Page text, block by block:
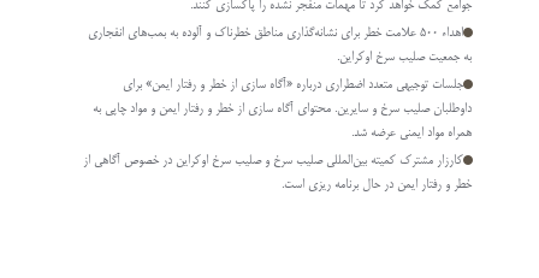
جوامع کمک خواهد کرد تا مهمات منفجر نشده را پاکسازی کنند.
اهداء 500 علامت خطر برای نشانه­‌گذاری مناطق خطرناک و آلوده به بمب‌های انفجاری
به جمعیت صلیب سرخ اوکراین.
جلسات توجیهی متعدد اضطراری درباره «آگاه سازی از خطر و رفتار ایمن» برای
داوطلبان صلیب سرخ و سایرین. محتوای آگاه سازی از خطر و رفتار ایمن و مواد چاپی به
همراه مواد ایمنی عرضه شد.
کارزار مشترک کمیته بین‌­المللی صلیب سرخ و صلیب سرخ اوکراین در خصوص آگاهی از
خطر و رفتار ایمن در حال برنامه ریزی است.